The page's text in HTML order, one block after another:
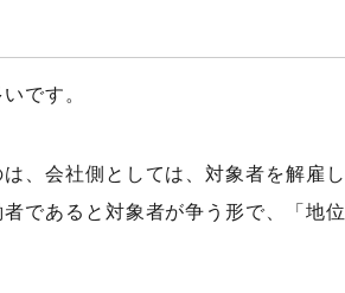
です。
、会社側としては、対象者を解雇し
であると対象者が争う形で、「地位